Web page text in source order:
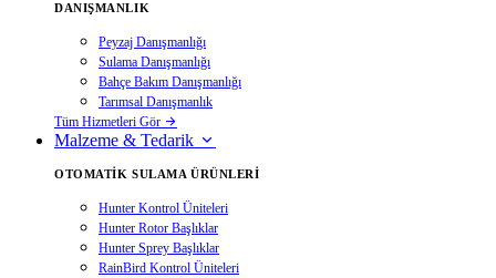
DANIŞMANLIK
Peyzaj Danışmanlığı
Sulama Danışmanlığı
Bahçe Bakım Danışmanlığı
Tarımsal Danışmanlık
Tüm Hizmetleri Gör
Malzeme & Tedarik
OTOMATIK SULAMA ÜRÜNLERI
Hunter Kontrol Üniteleri
Hunter Rotor Başlıklar
Hunter Sprey Başlıklar
RainBird Kontrol Üniteleri